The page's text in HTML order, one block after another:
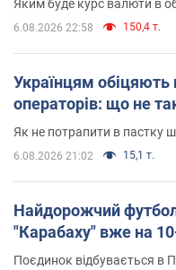
Яким буде курс валюти в
6.08.2026 22:58 150,4 т.
Українцям обіцяють
операторів: що не
Як не потрапити в пастку
6.08.2026 21:02 15,1 т.
Найдорожчий
"Карабаху" вже на
Поєдинок відбувається в